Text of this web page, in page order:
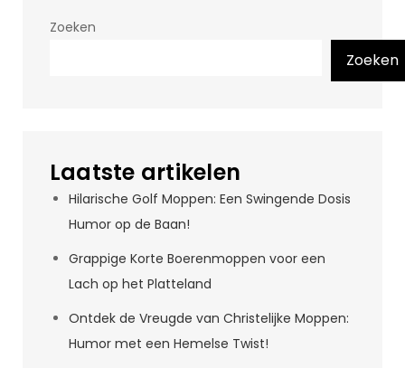
Zoeken
Zoeken
Laatste artikelen
Hilarische Golf Moppen: Een Swingende Dosis
Humor op de Baan!
Grappige Korte Boerenmoppen voor een
Lach op het Platteland
Ontdek de Vreugde van Christelijke Moppen:
Humor met een Hemelse Twist!